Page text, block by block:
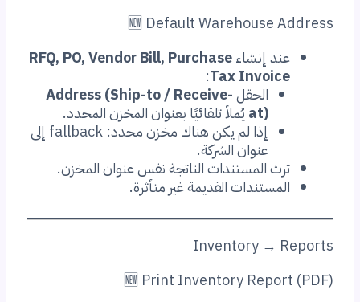
🆕 Default Warehouse Address
عند إنشاءRFQ, PO, Vendor Bill, Purchase
Tax Invoice
:
الحقلAddress (Ship-to / Receive-
at) يُملأ تلقائيًا بعنوان المخزن المحدد.
إذا لم يكن هناك مخزن محدد: fallback إلى
عنوان الشركة.
ترث المستندات الناتجة نفس عنوان المخزن.
المستندات القديمة غير متأثرة.
Inventory → Reports
🆕 Print Inventory Report (PDF)